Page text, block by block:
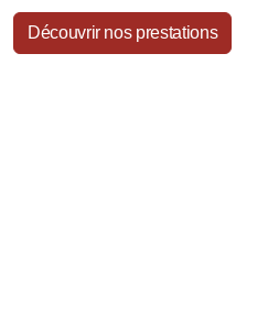
Découvrir nos prestations